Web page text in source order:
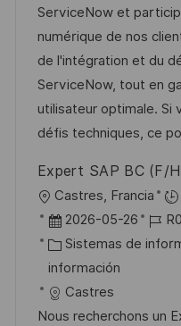
i
ó
n
d
e
p
u
b
l
c
a
c
i
ó
n
m
p
l
e
o
g
o
r
í
a
ServiceNow et
numérique de nos
de l'intégration et du
ServiceNow, tout en
utilisateur optimale. Si
défis techniques, ce
Expert SAP BC (F/
U
b
a
c
Castres, Francia
F
e
c
h
a
2026-05-26
I
D
e
C
a
t
e
Sistemas de
información
Castres
Nous recherchons un